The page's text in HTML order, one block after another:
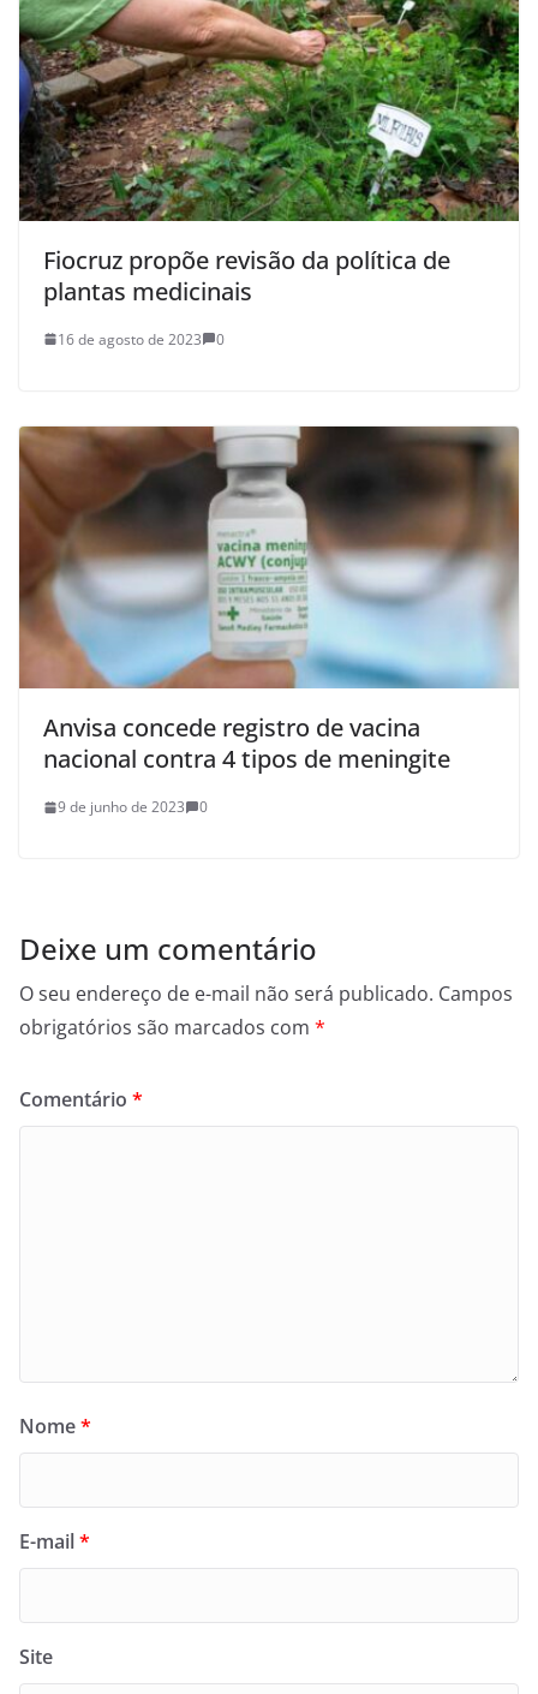
Fiocruz propõe revisão da política de
plantas medicinais
16 de agosto de 2023 0
Anvisa concede registro de vacina
nacional contra 4 tipos de meningite
9 de junho de 2023 0
Deixe um comentário
O seu endereço de e-mail não será publicado. Campos
obrigatórios são marcados com *
Comentário *
Nome*
E-mail*
Site